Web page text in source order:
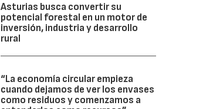
Asturias busca convertir su
potencial forestal en un motor de
inversión, industria y desarrollo
rural
“La economía circular empieza
cuando dejamos de ver los envases
como residuos y comenzamos a